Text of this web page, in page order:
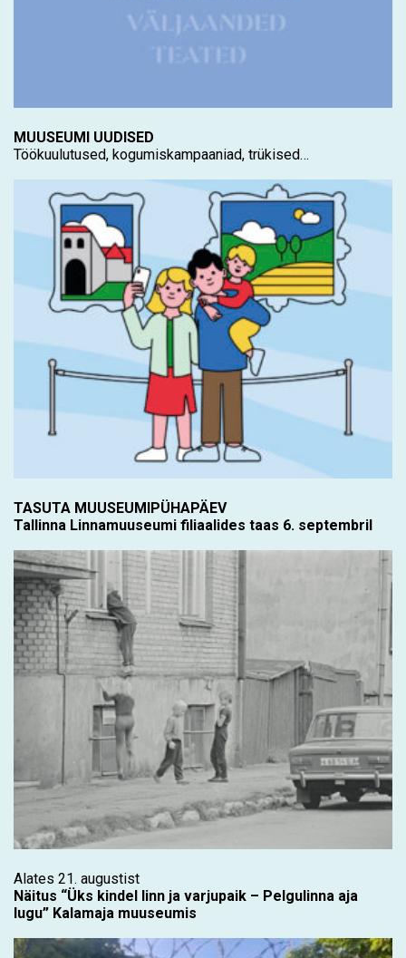
MUUSEUMI UUDISED
Töökuulutused, kogumiskampaaniad, trükised…
TASUTA MUUSEUMIPÜHAPÄEV
Tallinna Linnamuuseumi filiaalides taas 6. septembril
Alates 21. augustist
Näitus “Üks kindel linn ja varjupaik – Pelgulinna aja
lugu” Kalamaja muuseumis